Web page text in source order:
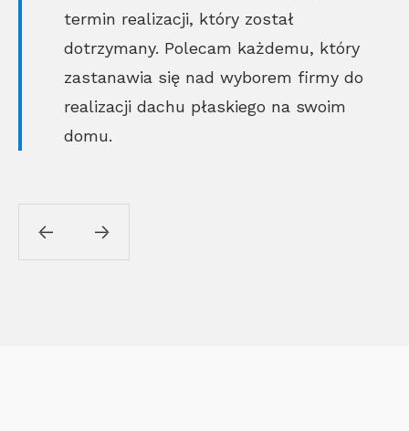
termin realizacji, który został
dotrzymany. Polecam każdemu, który
zastanawia się nad wyborem firmy do
realizacji dachu płaskiego na swoim
domu.